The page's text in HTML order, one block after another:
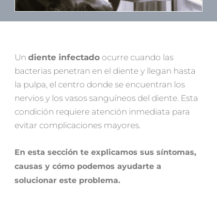
Un diente infectado ocurre cuando las
bacterias penetran en el diente y llegan hasta
la pulpa, el centro donde se encuentran los
nervios y los vasos sanguíneos del diente. Esta
condición requiere atención inmediata para
evitar complicaciones mayores.
En esta sección te explicamos sus síntomas,
causas y cómo podemos ayudarte a
solucionar este problema.